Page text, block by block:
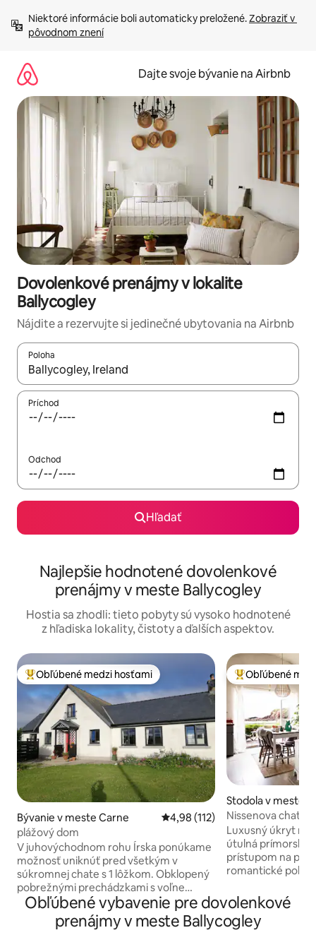
obsah.
Niektoré informácie boli automaticky preložené. Zobraziť v
pôvodnom znení
Dajte svoje bývanie na Airbnb
Dovolenkové prenájmy v lokalite
Ballycogley
Nájdite a rezervujte si jedinečné ubytovania na Airbnb
Poloha
Keď budú výsledky k dispozícii, môžete si ich prechádzať
Príchod
Odchod
Hľadať
Najlepšie hodnotené dovolenkové
prenájmy v meste Ballycogley
Hostia sa zhodli: tieto pobyty sú vysoko hodnotené
z hľadiska lokality, čistoty a ďalších aspektov.
Najobľúbenejšie medzi hosťami
Obľúbené medzi hosťami
Bývanie v meste Carne Priemerné ohodnotenie 4,98 z
4,98 (112)
plážový dom
V juhovýchodnom rohu Írska ponúkame
možnosť uniknúť pred všetkým v
súkromnej chate s 1 lôžkom. Obklopený
pobrežnými prechádzkami s voľne
žijúcimi zvieratami a ideálny pre
pozorovateľov vtákov. Nachádzame sa
400 m od mora a 10 minút chôdze od
Najobľúbenejšie
Obľúbené
Stodola v meste
Nissenova chata,
plážová chata
Luxusný úkryt na
útulná prímorská
prístupom na
romantické
Homes Interiors
Period Living, je
elegancie.
Obľúbené vybavenie pre dovolenkové
prenájmy v meste Ballycogley